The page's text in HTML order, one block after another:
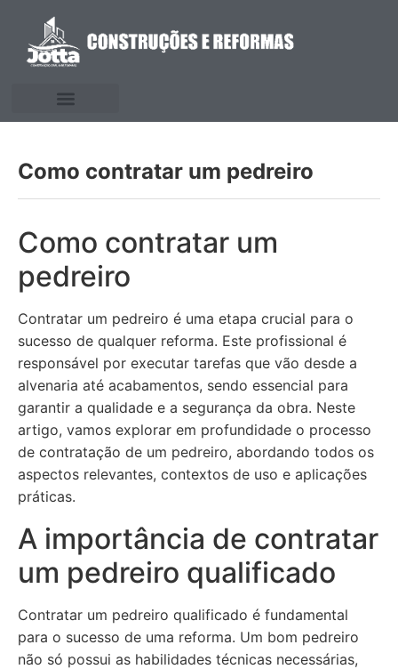
Como contratar um pedreiro
Como contratar um
pedreiro
Contratar um pedreiro é uma etapa crucial para o
sucesso de qualquer reforma. Este profissional é
responsável por executar tarefas que vão desde a
alvenaria até acabamentos, sendo essencial para
garantir a qualidade e a segurança da obra. Neste
artigo, vamos explorar em profundidade o processo
de contratação de um pedreiro, abordando todos os
aspectos relevantes, contextos de uso e aplicações
práticas.
A importância de contratar
um pedreiro qualificado
Contratar um pedreiro qualificado é fundamental
para o sucesso de uma reforma. Um bom pedreiro
não só possui as habilidades técnicas necessárias,